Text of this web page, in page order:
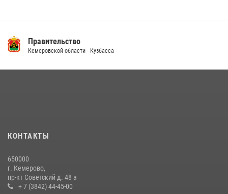
14 июля 2026, 08:52 1
20 июля 2026, 08:52
гипермаркета товары на 13 тысяч рублей (ВИДЕО)
16 июля 2026, 06:43
Правительство
Кемеровской области - Кузбасса
КОНТАКТЫ
650000
г. Кемерово,
пр-кт Советский д. 48 а
+ 7 (3842) 44-45-00